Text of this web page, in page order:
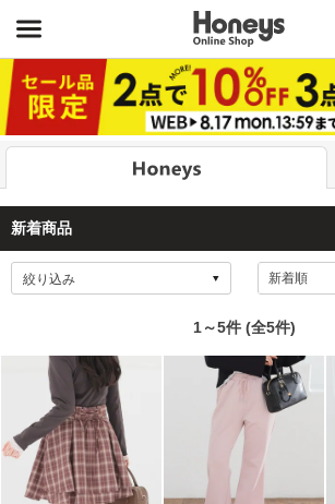
新着商品
絞り込み
1～5件 (全5件)